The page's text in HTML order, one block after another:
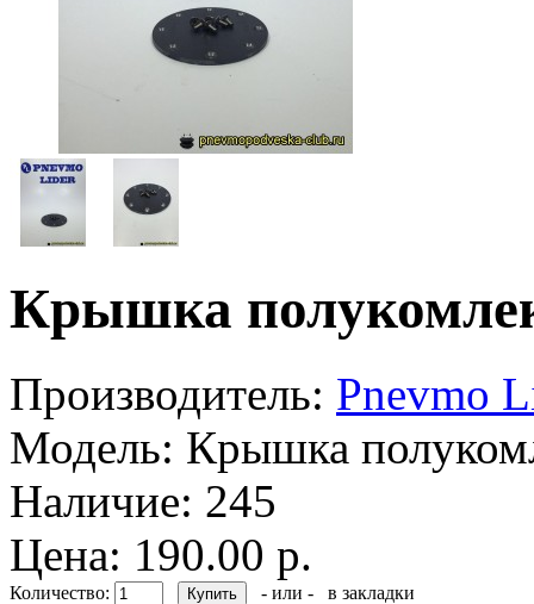
Крышка
Производитель: Pnevmo
Модель: Крышка
Наличие: 245
Цена: 190.00 р.
Количество: - или -
в закладки